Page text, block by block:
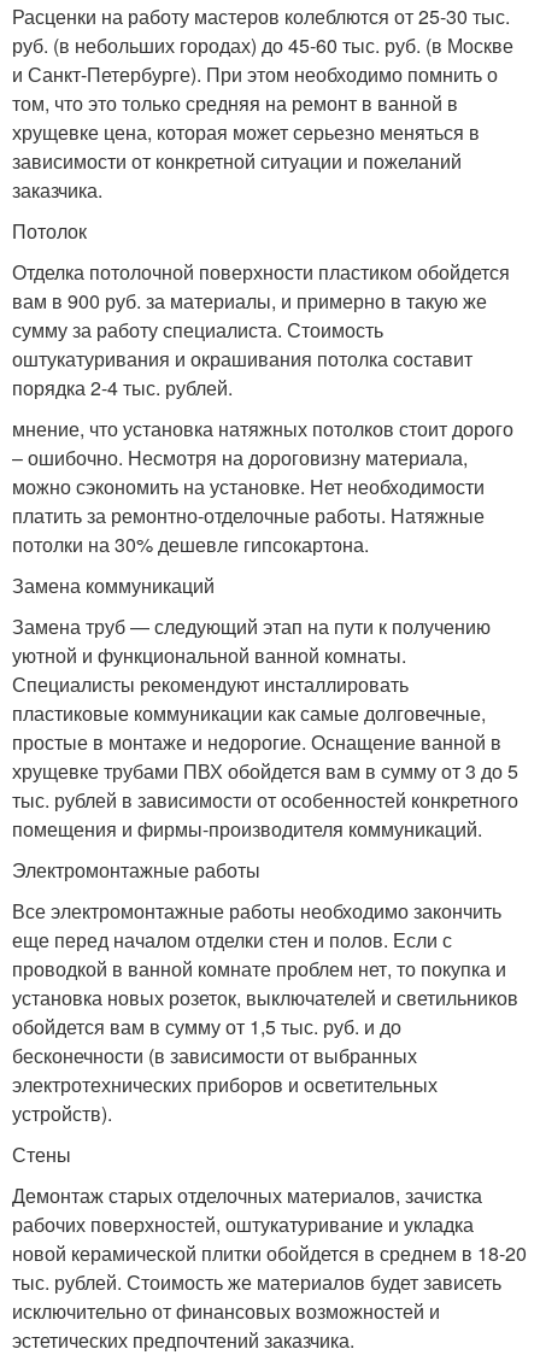
Расценки на работу мастеров колеблются от 25-30 тыс.
руб. (в небольших городах) до 45-60 тыс. руб. (в Москве
и Санкт-Петербурге). При этом необходимо помнить о
том, что это только средняя на ремонт в ванной в
хрущевке цена, которая может серьезно меняться в
зависимости от конкретной ситуации и пожеланий
заказчика.
Потолок
Отделка потолочной поверхности пластиком обойдется
вам в 900 руб. за материалы, и примерно в такую же
сумму за работу специалиста. Стоимость
оштукатуривания и окрашивания потолка составит
порядка 2-4 тыс. рублей.
мнение, что установка натяжных потолков стоит дорого
– ошибочно. Несмотря на дороговизну материала,
можно сэкономить на установке. Нет необходимости
платить за ремонтно-отделочные работы. Натяжные
потолки на 30% дешевле гипсокартона.
Замена коммуникаций
Замена труб — следующий этап на пути к получению
уютной и функциональной ванной комнаты.
Специалисты рекомендуют инсталлировать
пластиковые коммуникации как самые долговечные,
простые в монтаже и недорогие. Оснащение ванной в
хрущевке трубами ПВХ обойдется вам в сумму от 3 до 5
тыс. рублей в зависимости от особенностей конкретного
помещения и фирмы-производителя коммуникаций.
Электромонтажные работы
Все электромонтажные работы необходимо закончить
еще перед началом отделки стен и полов. Если с
проводкой в ванной комнате проблем нет, то покупка и
установка новых розеток, выключателей и светильников
обойдется вам в сумму от 1,5 тыс. руб. и до
бесконечности (в зависимости от выбранных
электротехнических приборов и осветительных
устройств).
Стены
Демонтаж старых отделочных материалов, зачистка
рабочих поверхностей, оштукатуривание и укладка
новой керамической плитки обойдется в среднем в 18-20
тыс. рублей. Стоимость же материалов будет зависеть
исключительно от финансовых возможностей и
эстетических предпочтений заказчика.